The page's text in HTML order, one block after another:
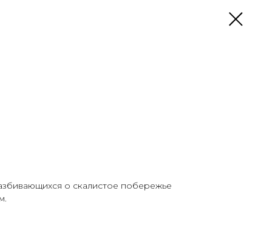
о скалистое побережье